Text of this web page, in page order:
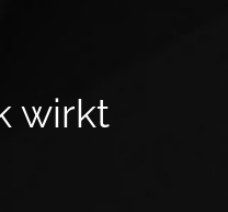
wirkt